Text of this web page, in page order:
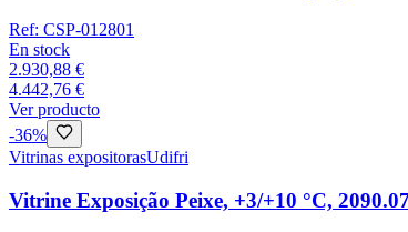
Ref: CSP-012801
En stock
2.930,88 €
4.442,76 €
Ver producto
-36%
Vitrinas expositorasUdifri
Vitrine Exposição Peixe, +3/+10 °C,